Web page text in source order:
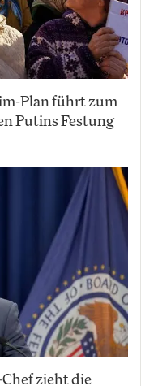
Plan führt zum
Putins Festung
zieht die